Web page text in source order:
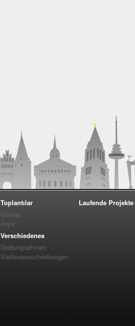
Toplantılar
Güncel
Arşiv
Verschiedenes
Stellungnahmen
Stellenausschreibungen
Laufende Projekte